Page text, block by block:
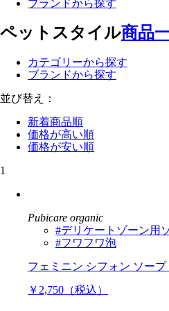
ブランドから探す
ペットスタイル商品
カテゴリーから探す
ブランドから探す
並び替え：
新着商品順
価格が高い順
価格が安い順
1
Pubicare organic
#デリケートゾーン用
#フワフワ泡
フェミニン シフォン ソー
￥2,750（税込）